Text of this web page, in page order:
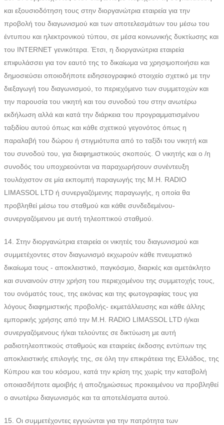
και εξουσιοδότηση τους στην διοργανώτρια εταιρεία για την
προβολή του διαγωνισμού και των αποτελεσμάτων του μέσω του
έντυπου και ηλεκτρονικού τύπου, σε μέσα κοινωνικής δυκτίωσης και
του INTERNET γενικότερα. Έτσι, η διοργανώτρια εταιρεία
επιφυλάσσει για τον εαυτό της το δικαίωμα να χρησιμοποιήσει και
δημοσιεύσει οποιοδήποτε ειδησεογραφικό στοιχείο σχετικό με την
διεξαγωγή του διαγωνισμού, το περιεχόμενο των συμμετοχών και
την παρουσία του νικητή και του συνοδού του στην ανωτέρω
εκδήλωση αλλά και κατά την διάρκεια του προγραμματισμένου
ταξιδίου αυτού όπως και κάθε σχετικού γεγονότος όπως η
παραλαβή του δώρου ή στιγμιότυπα από το ταξίδι του νικητή και
του συνοδού του, για διαφημιστικούς σκοπούς. O νικητής και ο /η
συνοδός του υποχρεούνται να παραχωρήσουν συνέντευξη
τουλάχιστον σε μία εκπομπή παραγωγής της M.H. RADIO
LIMASSOL LTD ή συνεργαζόμενης παραγωγής, η οποία θα
προβληθεί μέσω του σταθμού και κάθε συνδεδεμένου-
συνεργαζόμενου με αυτή τηλεοπτικού σταθμού.
14. Στην διοργανώτρια εταιρεία οι νικητές του διαγωνισμού και
συμμετέχοντες στον διαγωνισμό εκχωρούν κάθε πνευματικό
δικαίωμα τους - αποκλειστικό, παγκόσμιο, διαρκές και αμετάκλητο
και συναινούν στην χρήση του περιεχομένου της συμμετοχής τους,
του ονόματός τους, της εικόνας και της φωτογραφίας τους για
λόγους διαφημιστικής προβολής- εκμετάλλευσης και κάθε άλλης
εμπορικής χρήσης από την M.H. RADIO LIMASSOL LTD ή/και
συνεργαζόμενους ή/και τελούντες σε δικτύωση με αυτή
ραδιοτηλεοπτικούς σταθμούς και εταιρείες έκδοσης εντύπων της
αποκλειστικής επιλογής της, σε όλη την επικράτεια της Ελλάδος, της
Κύπρου και του κόσμου, κατά την κρίση της χωρίς την καταβολή
οποιασδήποτε αμοιβής ή αποζημιώσεως προκειμένου να προβληθεί
ο ανωτέρω διαγωνισμός και τα αποτελέσματα αυτού.
15. Οι συμμετέχοντες εγγυώνται για την πατρότητα των